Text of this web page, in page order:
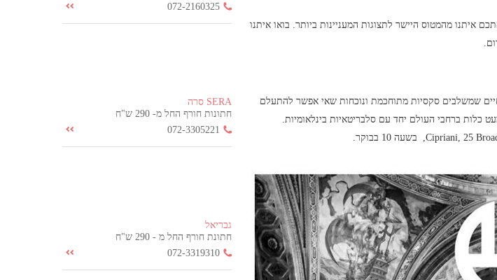
איתנו מהמטוס היישר לתצוגות המעניינות ביותר. בואו איתנו
שמשלבים סקסיות מתוחכמת ונוכחות שאי אפשר להתעלם
ברחבי העולם יחד עם סלבריטאיות בינלאומיות.
072-2160325
SERA סרה
חתונות חורף החל מ- 290 ש"ח
072-3305221
גבריאל
חתונת חורף החל מ - 290 ש"ח
072-3319310